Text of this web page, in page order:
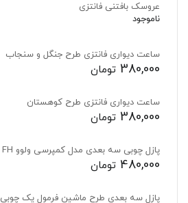
عروسک بافتنی فانتزی
ناموجود
ساعت دیواری فانتزی طرح جنگل و سنجاب
380,000 تومان
ساعت دیواری فانتزی طرح کوهستان
380,000 تومان
پازل چوبی سه بعدی مدل کمپرسی ولوو FH
480,000 تومان
پازل سه بعدی طرح ماشین فرمول یک چوبی